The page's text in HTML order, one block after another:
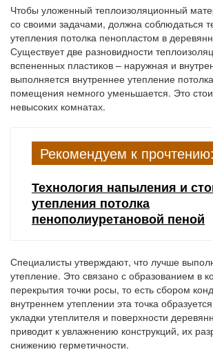
Чтобы уложенный теплоизоляционный
со своими задачами, должна соблюдаться
утепления потолка пенопластом в
Существует две разновидности
вспененных пластиков – наружная и
выполняется внутреннее утепление
помещения немного уменьшается. Это
невысоких комнатах.
Рекомендуем к прочтению:
Технология напыления и
утепления потолка
пенополиуретановой пеной
Специалисты утверждают, что лучше
утепление. Это связано с образованием в
перекрытия точки росы, то есть сбором
внутреннем утеплении эта точка
укладки утеплителя и поверхности
приводит к увлажнению конструкций, их
снижению герметичности.